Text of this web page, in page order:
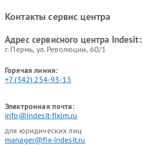
Indesit
Indesit
Контакты сервис центра
Адрес сервисного центра Indesit:
г. Пермь, ул. ​Революции, 60/1
Горячая линия:
+7 (342) 254-93-15
Электронная почта:
info@indesit-fixim.ru
для юридических лиц
manager@fix-indesit.ru